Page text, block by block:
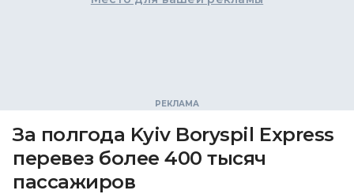
За полгода Kyiv Boryspil Express
перевез более 400 тысяч
пассажиров